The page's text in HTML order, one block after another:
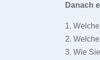
Danach
1.
2.
3. Wie